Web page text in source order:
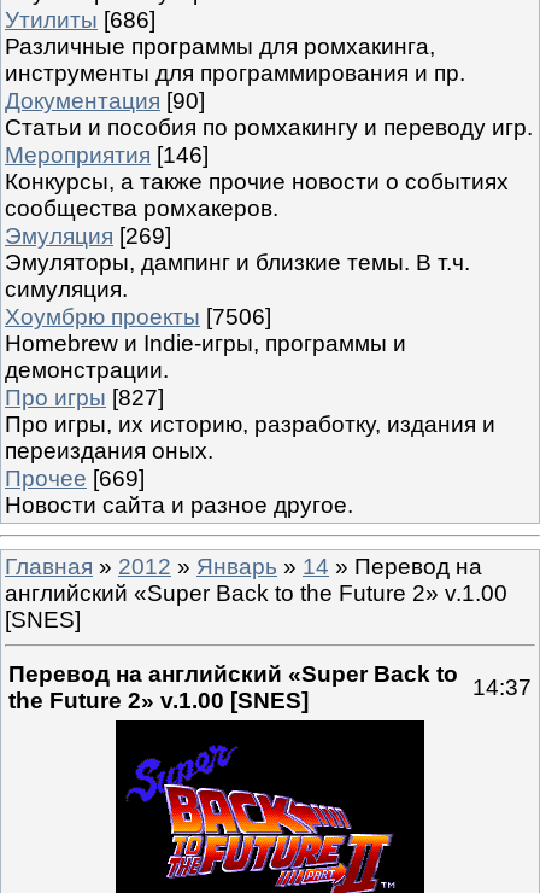
Утилиты [686]
Различные программы для ромхакинга,
инструменты для программирования и пр.
Документация [90]
Статьи и пособия по ромхакингу и переводу игр.
Мероприятия [146]
Конкурсы, а также прочие новости о событиях
сообщества ромхакеров.
Эмуляция [269]
Эмуляторы, дампинг и близкие темы. В т.ч.
симуляция.
Хоумбрю проекты [7506]
Homebrew и Indie-игры, программы и
демонстрации.
Про игры [827]
Про игры, их историю, разработку, издания и
переиздания оных.
Прочее [669]
Новости сайта и разное другое.
Главная » 2012 » Январь » 14 » Перевод на
английский «Super Back to the Future 2» v.1.00
[SNES]
Перевод на английский «Super Back to
the Future 2» v.1.00 [SNES]
14:37